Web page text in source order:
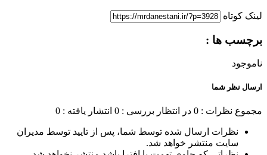
لینک کوتاه
برچسب ها :
ناموجود
ارسال نظر شما
مجموع نظرات : 0 در انتظار بررسی : 0 انتشار یافته : 0
نظرات ارسال شده توسط شما، پس از تایید توسط مدیران
سایت منتشر خواهد شد.